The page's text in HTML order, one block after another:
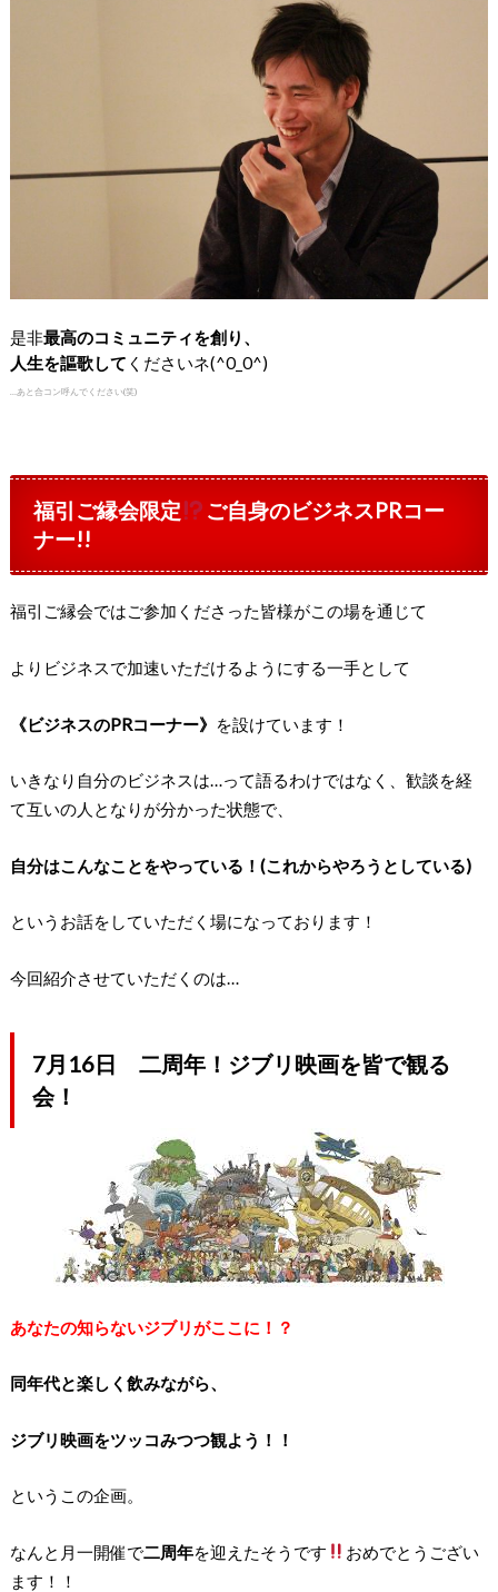
是非最高のコミュニティを創り、
人生を謳歌して くださいネ(^0_0^)
…あと合コン呼んでください(笑)
福引ご縁会限定
ご自身のビジネスPRコー
ナー!!
福引ご縁会ではご参加くださった皆様がこの場を通じて
よりビジネスで加速いただけるようにする一手として
《ビジネスのPRコーナー》 を設けています！
いきなり自分のビジネスは…って語るわけではなく、歓談を経
て互いの人となりが分かった状態で、
自分はこんなことをやっている！(これからやろうとしている)
というお話をしていただく場になっております！
今回紹介させていただくのは…
7月16日 二周年！ジブリ映画を皆で観る
会！
あなたの知らないジブリがここに！？
同年代と楽しく飲みながら、
ジブリ映画をツッコみつつ観よう！！
というこの企画。
なんと月一開催で二周年を迎えたそうです
おめでとうござい
ます！！